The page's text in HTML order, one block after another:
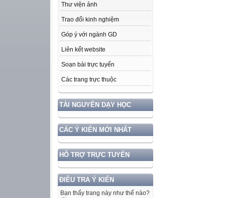
Thư viện ảnh
Trao đổi kinh nghiệm
Góp ý với ngành GD
Liên kết website
Soạn bài trực tuyến
Các trang trực thuộc
TÀI NGUYÊN DẠY HỌC
CÁC Ý KIẾN MỚI NHẤT
HỖ TRỢ TRỰC TUYẾN
ĐIỀU TRA Ý KIẾN
Bạn thấy trang này như thế nào?